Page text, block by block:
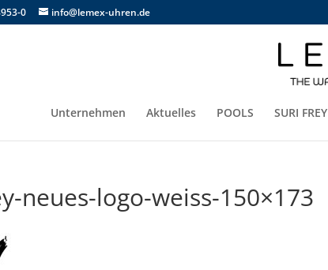
0 info@lemex-uhren.de
Unternehmen Aktuelles POOLS SURI FREY
neues-logo-weiss-150×173